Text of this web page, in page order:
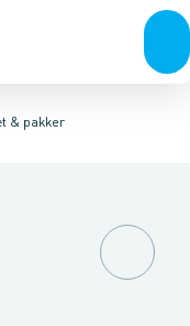
& ventiler
& pakkerOverskabe